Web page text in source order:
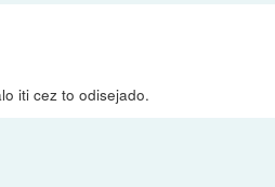
iti cez to odisejado.